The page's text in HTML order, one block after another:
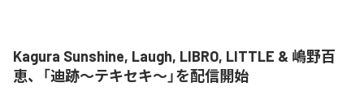
Kagura Sunshine, Laugh, LIBRO, LITTLE & 嶋野百
恵、「迪跡〜テキセキ〜」を配信開始